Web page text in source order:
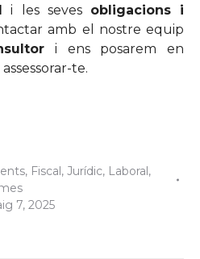
i les seves obligacions i
amb el nostre equip
i ens posarem en
te.
, Fiscal, Jurídic, Laboral,
7, 2025